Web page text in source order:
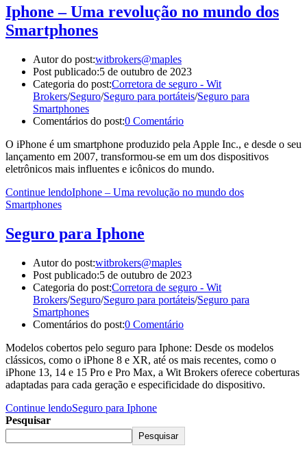
Iphone – Uma revolução no mundo dos
Smartphones
Autor do post:witbrokers@maples
Post publicado:5 de outubro de 2023
Categoria do post:Corretora de seguro - Wit
Brokers/Seguro/Seguro para portáteis/Seguro para
Smartphones
Comentários do post:0 Comentário
O iPhone é um smartphone produzido pela Apple Inc., e desde o seu
lançamento em 2007, transformou-se em um dos dispositivos
eletrônicos mais influentes e icônicos do mundo.
Continue lendoIphone – Uma revolução no mundo dos
Smartphones
Seguro para Iphone
Autor do post:witbrokers@maples
Post publicado:5 de outubro de 2023
Categoria do post:Corretora de seguro - Wit
Brokers/Seguro/Seguro para portáteis/Seguro para
Smartphones
Comentários do post:0 Comentário
Modelos cobertos pelo seguro para Iphone: Desde os modelos
clássicos, como o iPhone 8 e XR, até os mais recentes, como o
iPhone 13, 14 e 15 Pro e Pro Max, a Wit Brokers oferece coberturas
adaptadas para cada geração e especificidade do dispositivo.
Continue lendoSeguro para Iphone
Pesquisar
Pesquisar